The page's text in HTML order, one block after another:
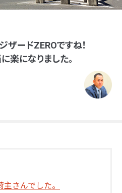
ードZEROですね！
楽になりました。
さんでした。